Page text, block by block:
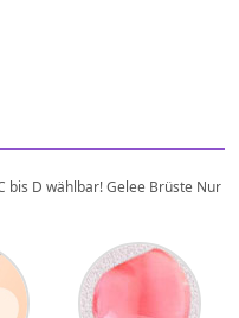
bis D wählbar! Gelee Brüste Nur